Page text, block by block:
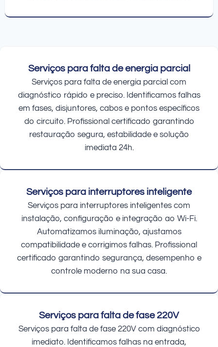
Serviços para falta de energia parcial
Serviços para falta de energia parcial com
diagnóstico rápido e preciso. Identificamos falhas
em fases, disjuntores, cabos e pontos específicos
do circuito. Profissional certificado garantindo
restauração segura, estabilidade e solução
imediata 24h.
Serviços para interruptores inteligente
Serviços para interruptores inteligentes com
instalação, configuração e integração ao Wi-Fi.
Automatizamos iluminação, ajustamos
compatibilidade e corrigimos falhas. Profissional
certificado garantindo segurança, desempenho e
controle moderno na sua casa.
Serviços para falta de fase 220V
Serviços para falta de fase 220V com diagnóstico
imediato. Identificamos falhas na entrada,